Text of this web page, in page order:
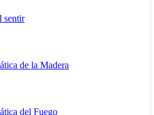
sentir
de la Madera
del Fuego